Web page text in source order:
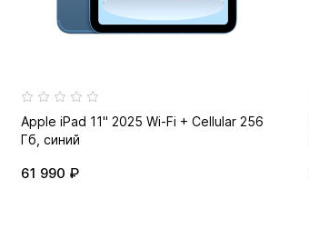
Apple iPad 11" 2025 Wi-Fi + Cellular 256
Гб, синий
61 990 ₽